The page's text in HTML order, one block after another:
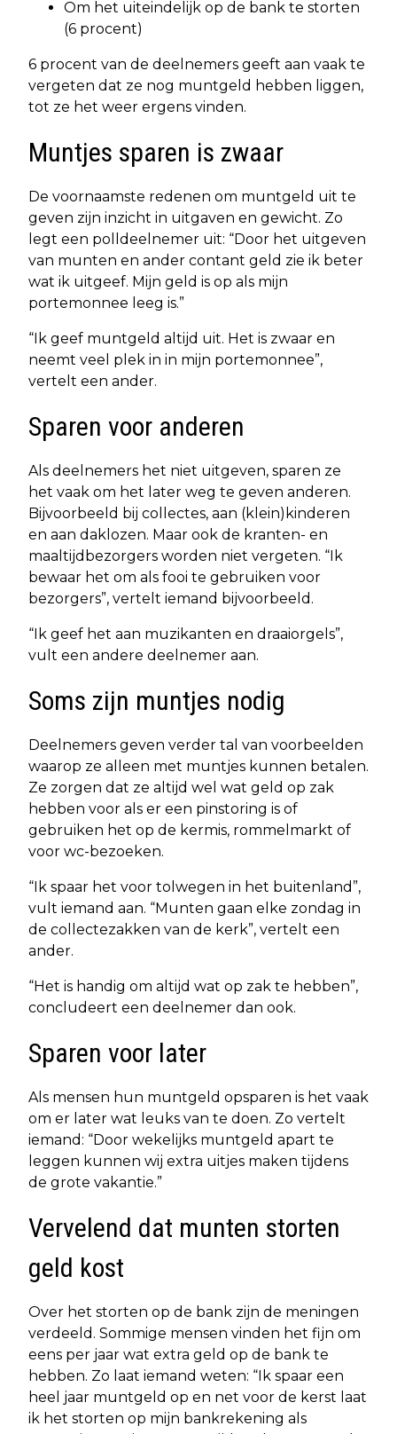
Om het uiteindelijk op de bank te storten
(6 procent)
6 procent van de deelnemers geeft aan vaak te
vergeten dat ze nog muntgeld hebben liggen,
tot ze het weer ergens vinden.
Muntjes sparen is zwaar
De voornaamste redenen om muntgeld uit te
geven zijn inzicht in uitgaven en gewicht. Zo
legt een polldeelnemer uit: “Door het uitgeven
van munten en ander contant geld zie ik beter
wat ik uitgeef. Mijn geld is op als mijn
portemonnee leeg is.”
“Ik geef muntgeld altijd uit. Het is zwaar en
neemt veel plek in in mijn portemonnee”,
vertelt een ander.
Sparen voor anderen
Als deelnemers het niet uitgeven, sparen ze
het vaak om het later weg te geven anderen.
Bijvoorbeeld bij collectes, aan (klein)kinderen
en aan daklozen. Maar ook de kranten- en
maaltijdbezorgers worden niet vergeten. “Ik
bewaar het om als fooi te gebruiken voor
bezorgers”, vertelt iemand bijvoorbeeld.
“Ik geef het aan muzikanten en draaiorgels”,
vult een andere deelnemer aan.
Soms zijn muntjes nodig
Deelnemers geven verder tal van voorbeelden
waarop ze alleen met muntjes kunnen betalen.
Ze zorgen dat ze altijd wel wat geld op zak
hebben voor als er een pinstoring is of
gebruiken het op de kermis, rommelmarkt of
voor wc-bezoeken.
“Ik spaar het voor tolwegen in het buitenland”,
vult iemand aan. “Munten gaan elke zondag in
de collectezakken van de kerk”, vertelt een
ander.
“Het is handig om altijd wat op zak te hebben”,
concludeert een deelnemer dan ook.
Sparen voor later
Als mensen hun muntgeld opsparen is het vaak
om er later wat leuks van te doen. Zo vertelt
iemand: “Door wekelijks muntgeld apart te
leggen kunnen wij extra uitjes maken tijdens
de grote vakantie.”
Vervelend dat munten storten
geld kost
Over het storten op de bank zijn de meningen
verdeeld. Sommige mensen vinden het fijn om
eens per jaar wat extra geld op de bank te
hebben. Zo laat iemand weten: “Ik spaar een
heel jaar muntgeld op en net voor de kerst laat
ik het storten op mijn bankrekening als